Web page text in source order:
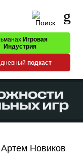
Игровая
Индустрия
подкаст
Артем Новиков